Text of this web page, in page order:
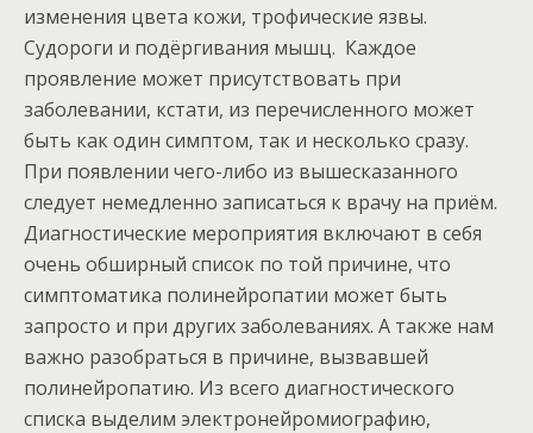
изменения цвета кожи, трофические язвы.
Судороги и подёргивания мышц. Каждое
проявление может присутствовать при
заболевании, кстати, из перечисленного может
быть как один симптом, так и несколько сразу.
При появлении чего-либо из вышесказанного
следует немедленно записаться к врачу на приём.
Диагностические мероприятия включают в себя
очень обширный список по той причине, что
симптоматика полинейропатии может быть
запросто и при других заболеваниях. А также нам
важно разобраться в причине, вызвавшей
полинейропатию. Из всего диагностического
списка выделим электронейромиографию,